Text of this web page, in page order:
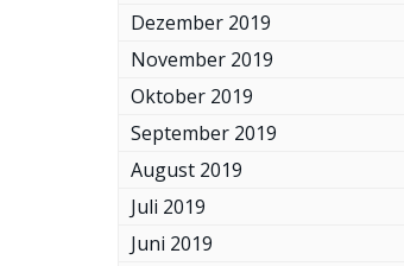
Dezember 2019
November 2019
Oktober 2019
September 2019
August 2019
Juli 2019
Juni 2019